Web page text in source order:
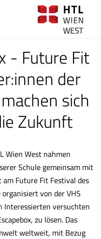
- Future Fit
der
sich
Zukunft
Wien West nahmen
Schule gemeinsam mit
Future Fit Festival des
von der VHS
Interessierten versuchten
zu lösen. Das
weltweit, mit Bezug